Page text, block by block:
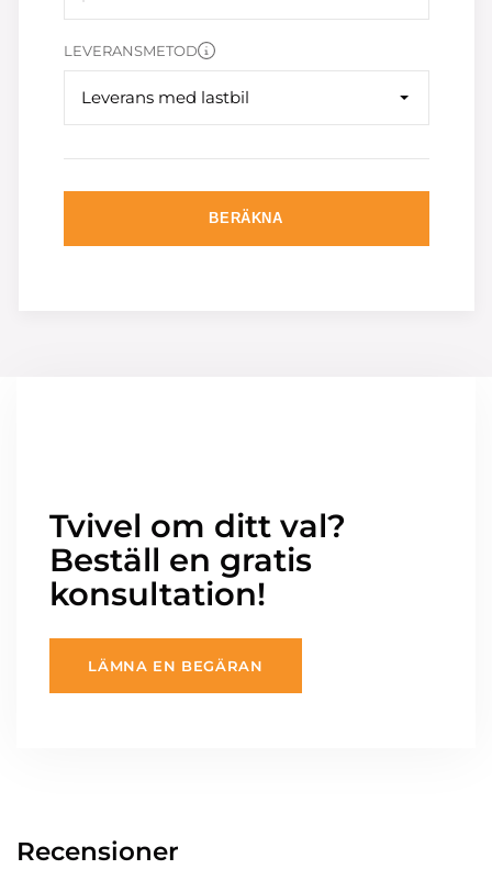
LEVERANSMETOD
Leverans med lastbil
BERÄKNA
Tvivel om ditt val?
Beställ en gratis
konsultation!
LÄMNA EN BEGÄRAN
Recensioner